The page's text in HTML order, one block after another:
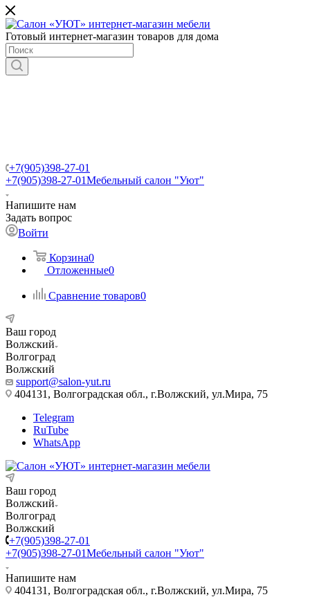
Готовый интернет-магазин товаров для дома
+7(905)398-27-01
+7(905)398-27-01Мебельный салон "Уют"
Напишите нам
Задать вопрос
Войти
Корзина0
Отложенные0
Сравнение товаров0
Ваш город
Волжский
Волгоград
Волжский
support@salon-yut.ru
404131, Волгоградская обл., г.Волжский, ул.Мира, 75
Telegram
RuTube
WhatsApp
Ваш город
Волжский
Волгоград
Волжский
+7(905)398-27-01
+7(905)398-27-01Мебельный салон "Уют"
Напишите нам
404131, Волгоградская обл., г.Волжский, ул.Мира, 75